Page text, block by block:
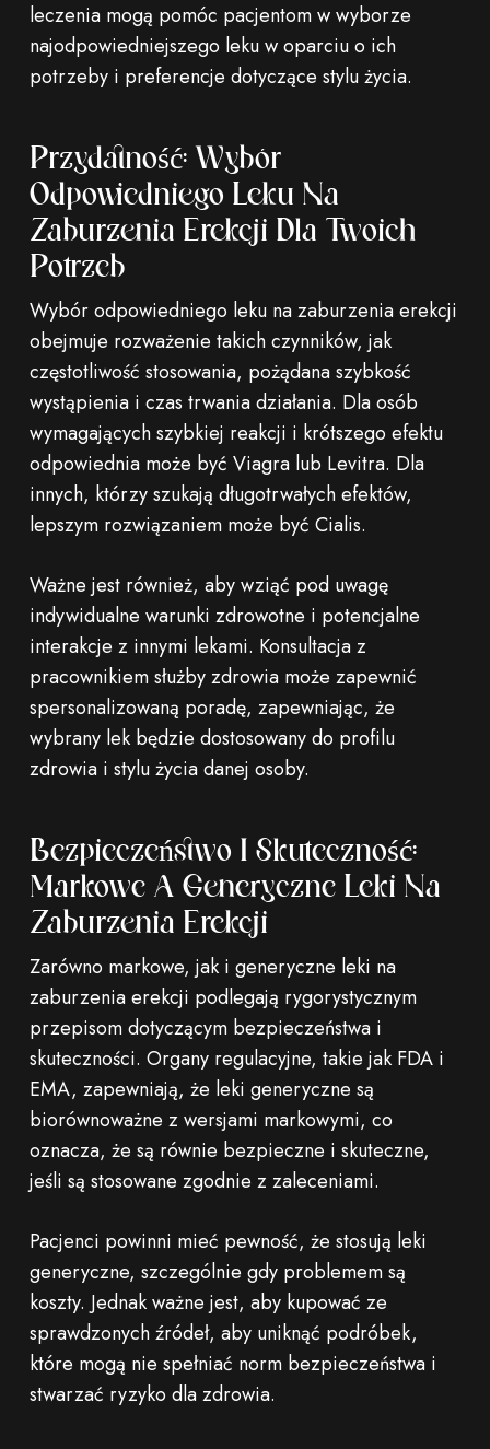
leczenia mogą pomóc pacjentom w wyborze
najodpowiedniejszego leku w oparciu o ich
potrzeby i preferencje dotyczące stylu życia.
Przydatność: Wybór
Odpowiedniego Leku Na
Zaburzenia Erekcji Dla Twoich
Potrzeb
Wybór odpowiedniego leku na zaburzenia erekcji
obejmuje rozważenie takich czynników, jak
częstotliwość stosowania, pożądana szybkość
wystąpienia i czas trwania działania. Dla osób
wymagających szybkiej reakcji i krótszego efektu
odpowiednia może być Viagra lub Levitra. Dla
innych, którzy szukają długotrwałych efektów,
lepszym rozwiązaniem może być Cialis.
Ważne jest również, aby wziąć pod uwagę
indywidualne warunki zdrowotne i potencjalne
interakcje z innymi lekami. Konsultacja z
pracownikiem służby zdrowia może zapewnić
spersonalizowaną poradę, zapewniając, że
wybrany lek będzie dostosowany do profilu
zdrowia i stylu życia danej osoby.
Bezpieczeństwo I Skuteczność:
Markowe A Generyczne Leki Na
Zaburzenia Erekcji
Zarówno markowe, jak i generyczne leki na
zaburzenia erekcji podlegają rygorystycznym
przepisom dotyczącym bezpieczeństwa i
skuteczności. Organy regulacyjne, takie jak FDA i
EMA, zapewniają, że leki generyczne są
biorównoważne z wersjami markowymi, co
oznacza, że ​​są równie bezpieczne i skuteczne,
jeśli są stosowane zgodnie z zaleceniami.
Pacjenci powinni mieć pewność, że stosują leki
generyczne, szczególnie gdy problemem są
koszty. Jednak ważne jest, aby kupować ze
sprawdzonych źródeł, aby uniknąć podróbek,
które mogą nie spełniać norm bezpieczeństwa i
stwarzać ryzyko dla zdrowia.